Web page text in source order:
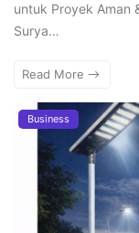
untuk Proyek Aman
Surya…
Read More
Business